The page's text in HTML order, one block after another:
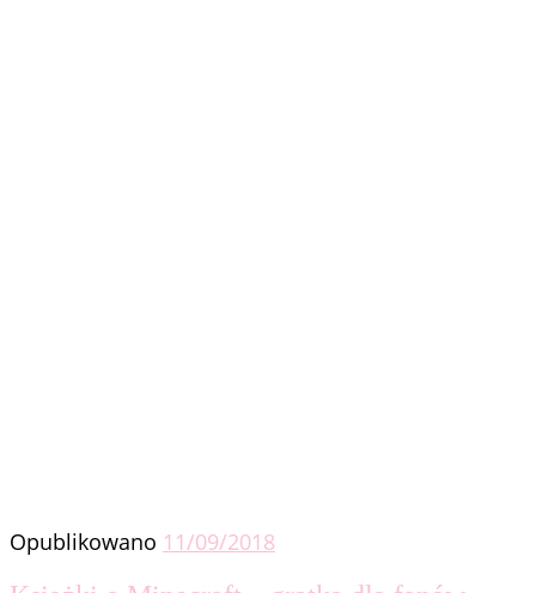
Opublikowano 11/09/2018